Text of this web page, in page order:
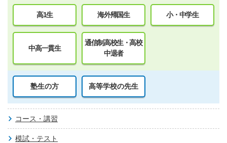
高1生 海外帰国生 小・中学生
中高一貫生
通信制高校生・高校
中退者
塾生の方 高等学校の先生
コース・講習
模試・テスト